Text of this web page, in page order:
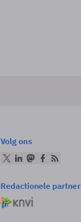
Volg ons
Redactionele partner